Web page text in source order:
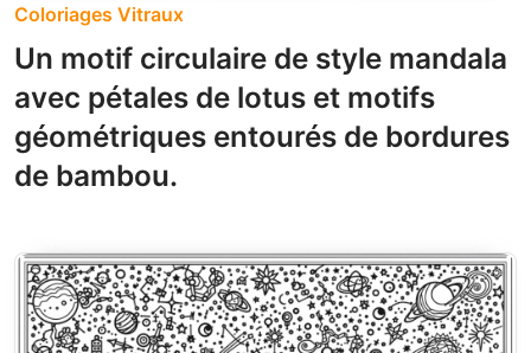
Coloriages Vitraux
Un motif circulaire de style mandala
avec pétales de lotus et motifs
géométriques entourés de bordures
de bambou.